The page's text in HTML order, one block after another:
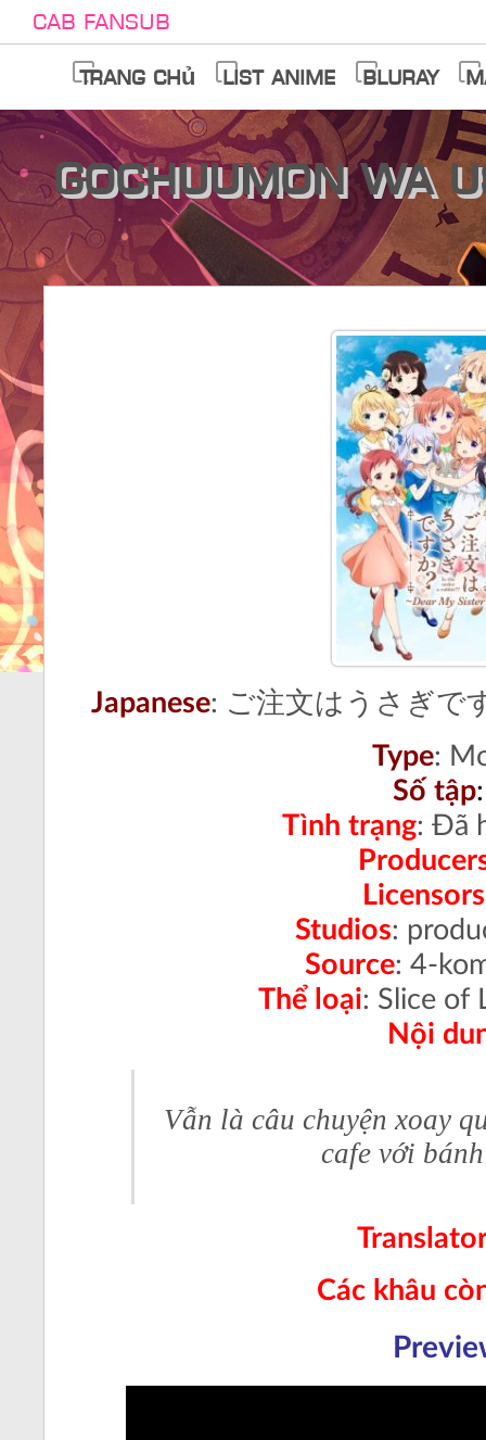
Cab Fansub
Trang chủ List anime Bluray
Gochuumon wa
Japanese: ご注文はうさぎで
Type:
Số tập
Tình trạng: Đã
Licensors
Studios:
Source: 4-
Thể loại: Slice of
Nội
Vẫn là câu chuyện xoay
cafe với
Các khâu